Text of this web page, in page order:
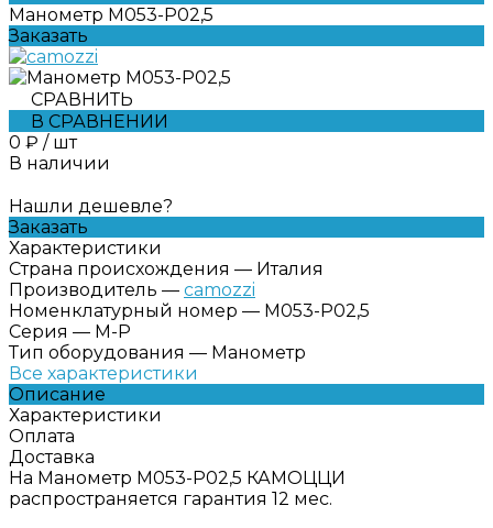
Манометр M053-P02,5
Заказать
СРАВНИТЬ
В СРАВНЕНИИ
0 ₽ / шт
В наличии
Нашли дешевле?
Заказать
Характеристики
Страна происхождения — Италия
Производитель — camozzi
Номенклатурный номер — M053-P02,5
Серия — M-P
Тип оборудования — Манометр
Все характеристики
Описание
Характеристики
Оплата
Доставка
На Манометр M053-P02,5 КАМОЦЦИ
распространяется гарантия 12 мес.